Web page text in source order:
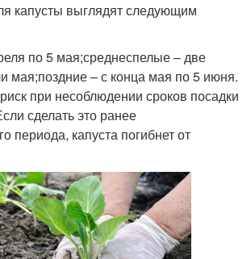
капусты выглядят следующим
по 5 мая;среднеспелые – две
мая;поздние – с конца мая по 5 июня.
при несоблюдении сроков посадки
сделать это ранее
периода, капуста погибнет от